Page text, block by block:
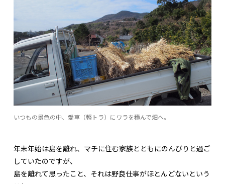
いつもの景色の中、愛車（軽トラ）にワラを積んで畑へ。
年末年始は島を離れ、マチに住む家族とともにのんびりと過ご
していたのですが、
島を離れて思ったこと、それは野良仕事がほとんどないという